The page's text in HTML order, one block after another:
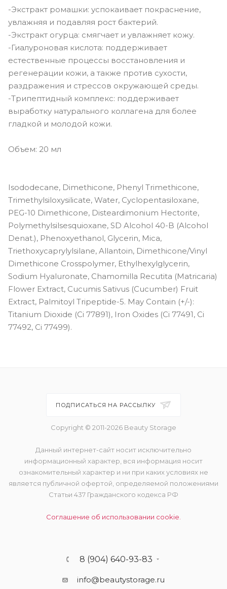
Cashmere - medium skin with
peachy undertones
undertones
Chai - dark skin with neutral
Chestnut - deep skin with neutral
Cinnamon - dark skin with golden
Cocoa - dark skin with warm yellow
cool peachy undertones
Desert - tan skin with peachy
undertones
Espresso - deep skin with warm
undertones
Fawn - light-medium skin with
Golden Sand - medium skin with
golden undertones
Hazelnut - deep skin with cool red
peachy undertones
Linen - light skin with warm
Macchiato - tan skin with warm
golden undertones and subtle pink
tones
undertones and subtle yellow tones
Maple - dark skin with neutral
undertones and subtle red tones
Mocha - dark skin with cool
-Экстракт ромашки: успокаивает покраснение,
увлажняя и подавляя рост бактерий.
-Экстракт огурца: смягчает и увлажняет кожу.
-Гиалуроновая кислота: поддерживает
естественные процессы восстановления и
регенерации кожи, а также против сухости,
раздражения и стрессов окружающей среды.
-Трипептидный комплекс: поддерживает
выработку натурального коллагена для более
гладкой и молодой кожи.
Объем: 20 мл
Isododecane, Dimethicone, Phenyl Trimethicone,
Trimethylsiloxysilicate, Water, Cyclopentasiloxane,
PEG-10 Dimethicone, Disteardimonium Hectorite,
Polymethylsilsesquioxane, SD Alcohol 40-B (Alcohol
Denat.), Phenoxyethanol, Glycerin, Mica,
Triethoxycaprylylsilane, Allantoin, Dimethicone/Vinyl
Dimethicone Crosspolymer, Ethylhexylglycerin,
Sodium Hyaluronate, Chamomilla Recutita (Matricaria)
Flower Extract, Cucumis Sativus (Cucumber) Fruit
Extract, Palmitoyl Tripeptide-5. May Contain (+/-):
Titanium Dioxide (Ci 77891), Iron Oxides (Ci 77491, Ci
77492, Ci 77499).
ПОДПИСАТЬСЯ НА РАССЫЛКУ
Copyright © 2011-2026 Beauty Storage
Данный интернет-сайт носит исключительно
информационный характер, вся информация носит
ознакомительный характер и ни при каких условиях не
является публичной офертой, определяемой положениями
Статьи 437 Гражданского кодекса РФ
Соглашение об использовании cookie.
8 (904) 640-93-83
info@beautystorage.ru